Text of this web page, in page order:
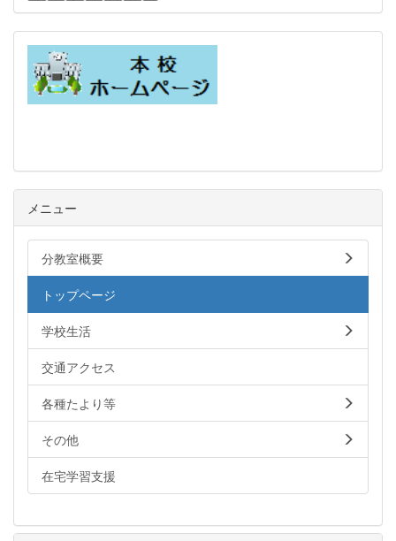
メニュー
分教室概要
トップページ
学校生活
交通アクセス
各種たより等
その他
在宅学習支援